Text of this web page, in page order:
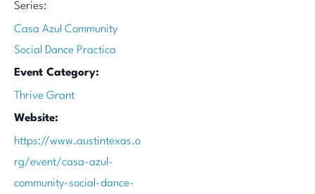
Series:
Casa Azul Community
Social Dance Practica
Event Category:
Thrive Grant
Website:
https://www.austintexas.o
rg/event/casa-azul-
community-social-dance-